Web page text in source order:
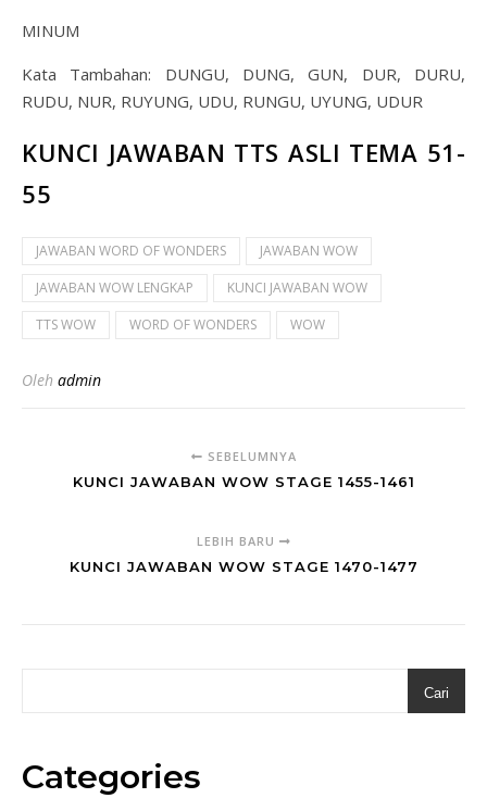
MINUM
Kata Tambahan: DUNGU, DUNG, GUN, DUR, DURU,
RUDU, NUR, RUYUNG, UDU, RUNGU, UYUNG, UDUR
KUNCI JAWABAN TTS ASLI TEMA 51-
55
JAWABAN WORD OF WONDERS
JAWABAN WOW
JAWABAN WOW LENGKAP
KUNCI JAWABAN WOW
TTS WOW
WORD OF WONDERS WOW
Oleh admin
SEBELUMNYA
KUNCI JAWABAN WOW STAGE 1455-1461
LEBIH BARU
KUNCI JAWABAN WOW STAGE 1470-1477
Cari
Categories